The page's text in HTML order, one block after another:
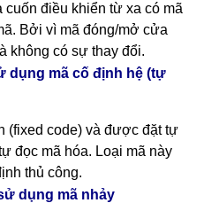
điều khiển từ xa có mã
Bởi vì mã đóng/mở cửa
không có sự thay đổi.
dụng mã cố định hệ (tự
(fixed code) và được đặt tự
đọc mã hóa. Loại mã này
thủ công.
dụng mã nhảy